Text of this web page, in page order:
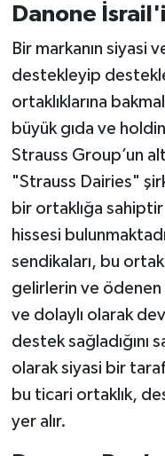
Danone
Bir markanın siyasi
destekleyip
ortaklıklarına
büyük gıda ve
Strauss Group’un
"Strauss Dairies"
bir ortaklığa
hissesi
sendikaları, bu
gelirlerin ve
ve dolaylı olarak
destek sağladığını
olarak siyasi bir
bu ticari ortaklık,
yer alır.